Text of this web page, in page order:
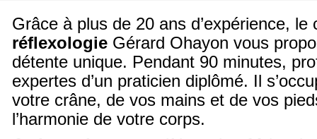
Grâce à plus de 20 ans d’expérience, le
réflexologie Gérard Ohayon vous
détente unique. Pendant 90 minutes,
expertes d’un praticien diplômé. Il
votre crâne, de vos mains et de vos
l’harmonie de votre corps.